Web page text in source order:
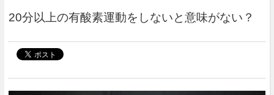
20分以上の有酸素運動をしないと意味がない？